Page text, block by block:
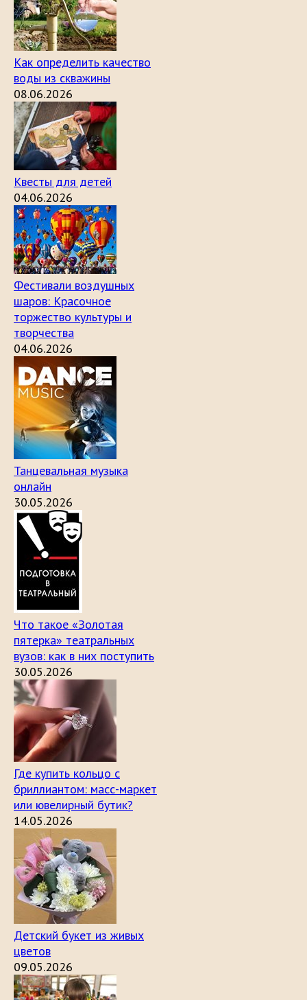
Как определить качество
воды из скважины
08.06.2026
Квесты для детей
04.06.2026
Фестивали воздушных
шаров: Красочное
торжество культуры и
творчества
04.06.2026
Танцевальная музыка
онлайн
30.05.2026
Что такое «Золотая
пятерка» театральных
вузов: как в них поступить
30.05.2026
Где купить кольцо с
бриллиантом: масс-маркет
или ювелирный бутик?
14.05.2026
Детский букет из живых
цветов
09.05.2026